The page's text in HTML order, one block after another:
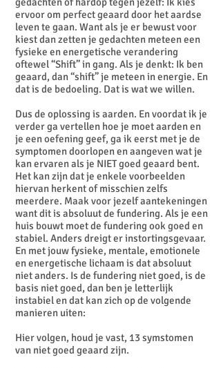
ervoor om perfect geaard door het aardse
leven te gaan. Want als je er bewust voor
kiest dan zetten je gedachten meteen een
fysieke en energetische verandering
oftewel “Shift” in gang. Als je denkt: Ik ben
geaard, dan “shift” je meteen in energie. En
dat is de bedoeling. Dat is wat we willen.
Dus de oplossing is aarden. En voordat ik je
verder ga vertellen hoe je moet aarden en
je een oefening geef, ga ik eerst met je de
symptomen doorlopen en aangeven wat je
kan ervaren als je NIET goed geaard bent.
Het kan zijn dat je enkele voorbeelden
hiervan herkent of misschien zelfs
meerdere. Maak voor jezelf aantekeningen
want dit is absoluut de fundering. Als je een
huis bouwt moet de fundering ook goed en
stabiel. Anders dreigt er instortingsgevaar.
En met jouw fysieke, mentale, emotionele
en energetische lichaam is dat absoluut
niet anders. Is de fundering niet goed, is de
basis niet goed, dan ben je letterlijk
instabiel en dat kan zich op de volgende
manieren uiten:
Hier volgen, houd je vast, 13 symstomen
van niet goed geaard zijn.